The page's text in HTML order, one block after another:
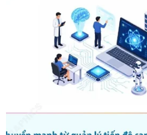
Afghanistan tới thủ đô Abu
và các đại diện Taliban tiến
đô của UAE trong nỗ lực giúp